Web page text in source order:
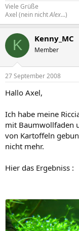
Viele Grüße
Axel (nein nichtAlex...)
K Kenny_MC
Member
27 September 2008
Hallo Axel,
Ich habe meine
mit Baumwollfaden
von Kartoffeln
nicht mehr.
Hier das Ergebniss :